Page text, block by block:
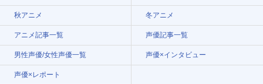
秋アニメ 冬アニメ
アニメ記事一覧 声優記事一覧
男性声優/女性声優一覧 声優×インタビュー
声優×レポート